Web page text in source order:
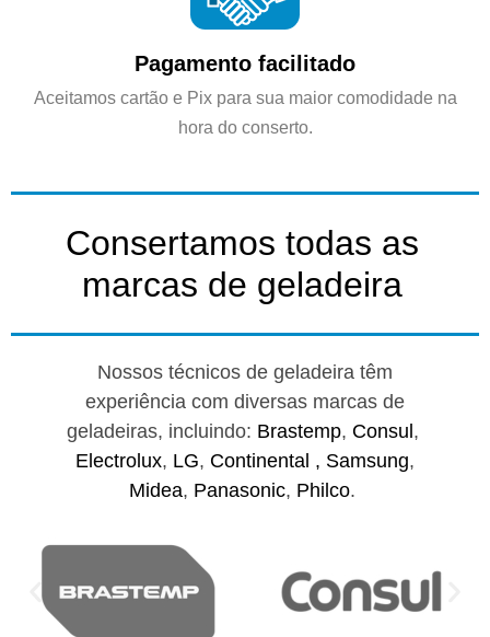
Pagamento facilitado
Aceitamos cartão e Pix para sua maior comodidade na
hora do conserto.
Consertamos todas as
marcas de geladeira
Nossos técnicos de geladeira têm
experiência com diversas marcas de
geladeiras, incluindo: Brastemp, Consul ,
Electrolux, LG, Continental , Samsung,
Midea, Panasonic, Philco.